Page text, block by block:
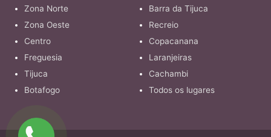
Zona Norte
Zona Oeste
Centro
Freguesia
Tijuca
Botafogo
Barra da Tijuca
Recreio
Copacanana
Laranjeiras
Cachambi
Todos os lugares